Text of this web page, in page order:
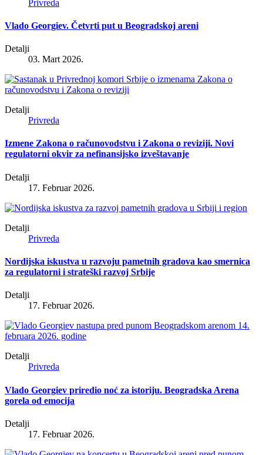
Privreda
Vlado Georgiev. Četvrti put u Beogradskoj areni
Detalji
03. Mart 2026.
Detalji
Privreda
Izmene Zakona o računovodstvu i Zakona o reviziji. Novi
regulatorni okvir za nefinansijsko izveštavanje
Detalji
17. Februar 2026.
Detalji
Privreda
Nordijska iskustva u razvoju pametnih gradova kao smernica
za regulatorni i strateški razvoj Srbije
Detalji
17. Februar 2026.
Detalji
Privreda
Vlado Georgiev priredio noć za istoriju. Beogradska Arena
gorela od emocija
Detalji
17. Februar 2026.